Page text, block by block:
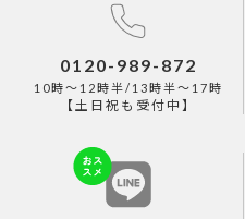
0120-989-872
10時～12時半/13時半～17時
【土日祝も受付中】